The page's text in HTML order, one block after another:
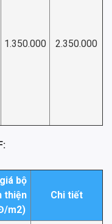
1.350.000 2.350.000
bộ
thiện
m2)
Chi tiết